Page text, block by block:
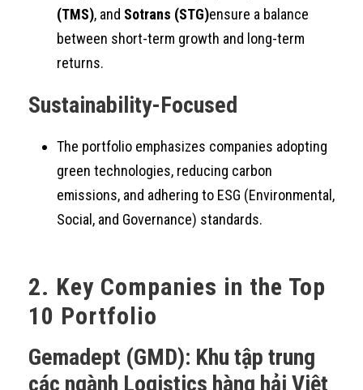
(TMS), and Sotrans (STG)ensure a balance
between short-term growth and long-term
returns.
Sustainability-Focused
The portfolio emphasizes companies adopting
green technologies, reducing carbon
emissions, and adhering to ESG (Environmental,
Social, and Governance) standards.
2. Key Companies in the Top
10 Portfolio
Gemadept (GMD): Khu tập trung
các ngành Logistics hàng hải Việt